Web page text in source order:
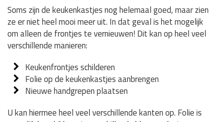
Soms zijn de keukenkastjes nog helemaal goed, maar zien
ze er niet heel mooi meer uit. In dat geval is het mogelijk
om alleen de frontjes te vernieuwen! Dit kan op heel veel
verschillende manieren:
Keukenfrontjes schilderen
Folie op de keukenkastjes aanbrengen
Nieuwe handgrepen plaatsen
U kan hiermee heel veel verschillende kanten op. Folie is